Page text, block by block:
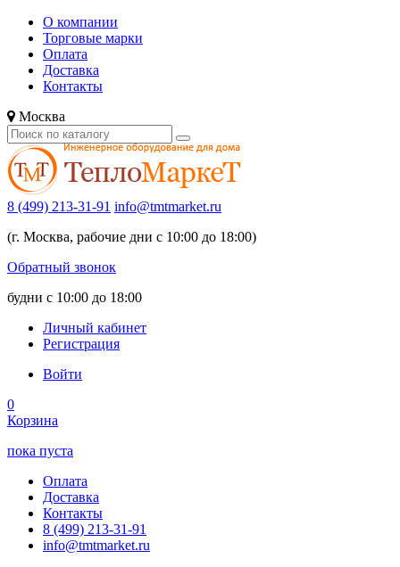
О компании
Торговые марки
Оплата
Доставка
Контакты
Москва
8 (499) 213-31-91 info@tmtmarket.ru
(г. Москва, рабочие дни с 10:00 до 18:00)
Обратный звонок
будни с 10:00 до 18:00
Личный кабинет
Регистрация
Войти
0
Корзина
пока пуста
Оплата
Доставка
Контакты
8 (499) 213-31-91
info@tmtmarket.ru